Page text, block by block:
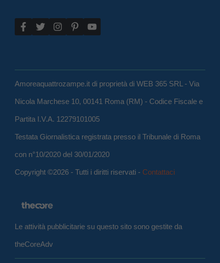
Amoreaquattrozampe.it di proprietà di WEB 365 SRL - Via
Nicola Marchese 10, 00141 Roma (RM) - Codice Fiscale e
Partita I.V.A. 12279101005
Testata Giornalistica registrata presso il Tribunale di Roma
con n°10/2020 del 30/01/2020
Copyright ©2026 - Tutti i diritti riservati - Contattaci
Le attività pubblicitarie su questo sito sono gestite da
theCoreAdv